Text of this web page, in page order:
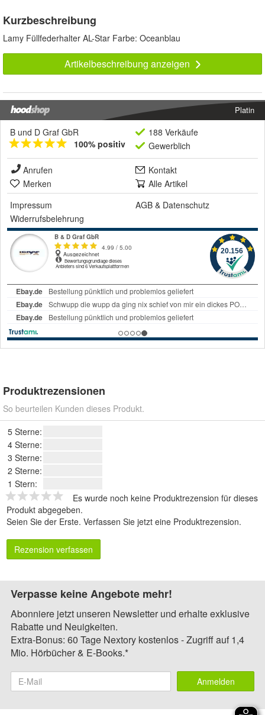
Kurzbeschreibung
Lamy Füllfederhalter AL-Star Farbe: Oceanblau
Artikelbeschreibung anzeigen
Platin
B und D Graf GbR
100% positiv
188 Verkäufe
Gewerblich
Anrufen
Kontakt
Merken
Alle Artikel
Impressum
AGB & Datenschutz
Widerrufsbelehrung
Produktrezensionen
So beurteilen Kunden dieses Produkt.
5 Sterne:
4 Sterne:
3 Sterne:
2 Sterne:
1 Stern:
Es wurde noch keine Produktrezension für dieses
Produkt abgegeben.
Seien Sie der Erste. Verfassen Sie jetzt eine Produktrezension.
Rezension verfassen
Verpasse keine Angebote mehr!
Abonniere jetzt unseren Newsletter und erhalte exklusive
Rabatte und Neuigkeiten.
Extra-Bonus: 60 Tage Nextory kostenlos - Zugriff auf 1,4
Mio. Hörbücher & E-Books.*
Anmelden